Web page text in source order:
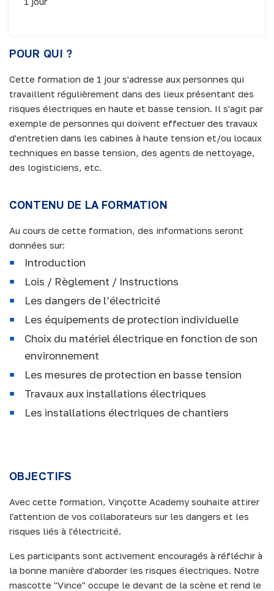
POUR QUI ?
Cette formation de 1 jour s'adresse aux personnes qui
travaillent régulièrement dans des lieux présentant des
risques électriques en haute et basse tension. Il s'agit par
exemple de personnes qui doivent effectuer des travaux
d'entretien dans les cabines à haute tension et/ou locaux
techniques en basse tension, des agents de nettoyage,
des logisticiens, etc.
CONTENU DE LA FORMATION
Au cours de cette formation, des informations seront
données sur:
Introduction
Lois / Règlement / Instructions
Les dangers de l’électricité
Les équipements de protection individuelle
Choix du matériel électrique en fonction de son
environnement
Les mesures de protection en basse tension
Travaux aux installations électriques
Les installations électriques de chantiers
OBJECTIFS
Avec cette formation, Vinçotte Academy souhaite attirer
l'attention de vos collaborateurs sur les dangers et les
risques liés à l'électricité.
Les participants sont activement encouragés à réfléchir à
la bonne manière d'aborder les risques électriques. Notre
mascotte "Vince" occupe le devant de la scène et rend le